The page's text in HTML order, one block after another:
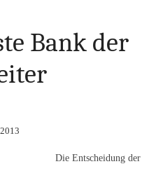
Vertrieb-
Tipps
Bank der
Die Entscheidung der